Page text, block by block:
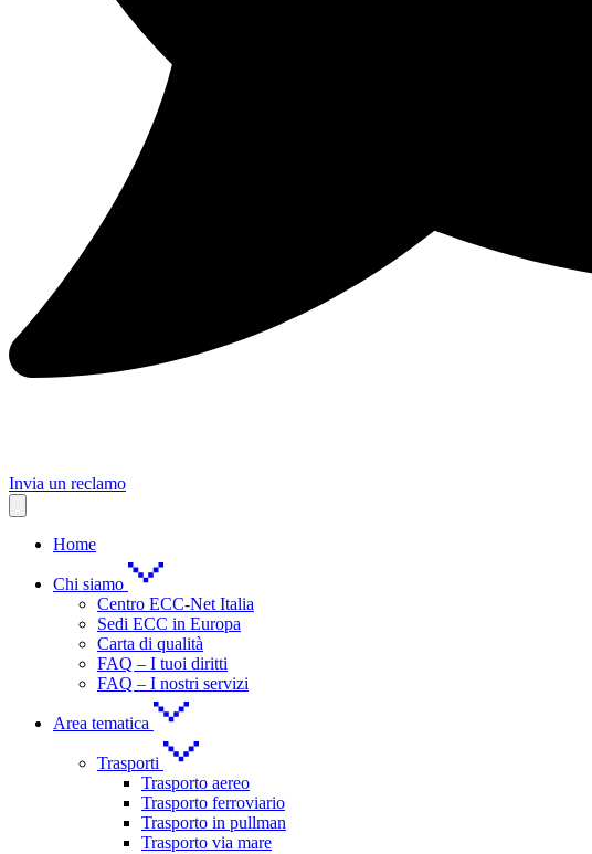
Invia un reclamo
Home
Chi siamo
Centro ECC-Net Italia
Sedi ECC in Europa
Carta di qualità
FAQ – I tuoi diritti
FAQ – I nostri servizi
Area tematica
Trasporti
Trasporto aereo
Trasporto ferroviario
Trasporto in pullman
Trasporto via mare